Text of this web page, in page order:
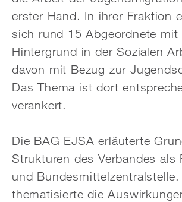
erster Hand. In ihrer Fraktion
sich rund 15 Abgeordnete mit
Hintergrund in der Sozialen
davon mit Bezug zur
Das Thema ist dort
verankert.
Die BAG EJSA erläuterte
Strukturen des Verbandes als
und Bundesmittelzentralstelle.
thematisierte die